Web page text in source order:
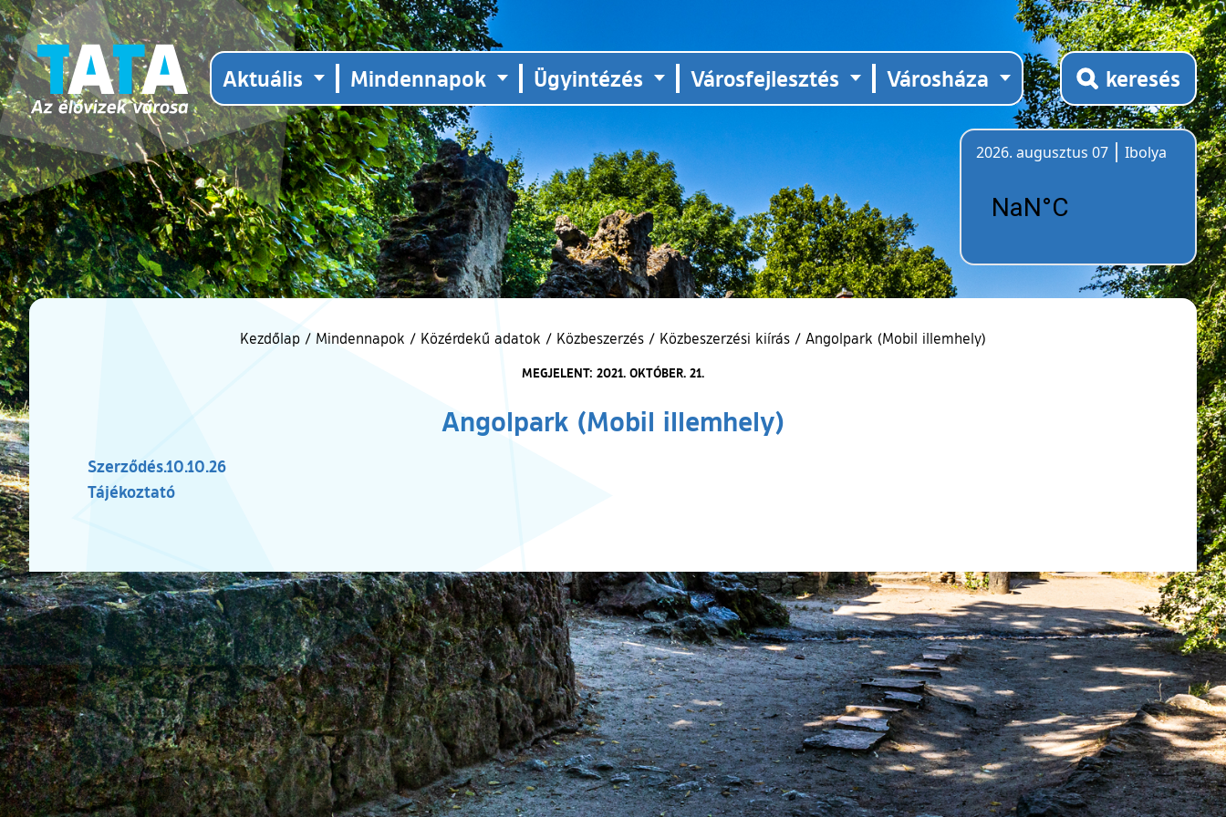
Aktuális Mindennapok Ügyintézés Városfejlesztés Városháza keresés
2026. augusztus 07
Ibolya
Kezdőlap / Mindennapok / Közérdekű adatok / Közbeszerzés / Közbeszerzési kiírás / Angolpark (Mobil illemhely)
MEGJELENT: 2021. OKTÓBER. 21.
Angolpark (Mobil illemhely)
Szerződés.10.10.26(külső hivatkozás)
Tájékoztató(külső hivatkozás)